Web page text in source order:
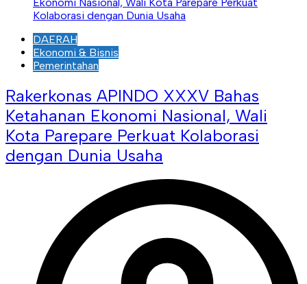
DAERAH
Ekonomi & Bisnis
Pemerintahan
Rakerkonas APINDO XXXV Bahas
Ketahanan Ekonomi Nasional, Wali
Kota Parepare Perkuat Kolaborasi
dengan Dunia Usaha